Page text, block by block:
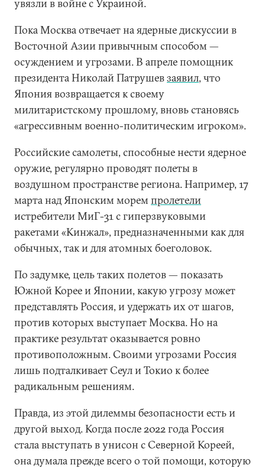
увязли в войне с Украиной.
Пока Москва отвечает на ядерные дискуссии в
Восточной Азии привычным способом —
осуждением и угрозами. В апреле помощник
президента Николай Патрушевзаявил, что
Япония возвращается к своему
милитаристскому прошлому, вновь становясь
«агрессивным военно-политическим игроком».
Российские самолеты, способные нести ядерное
оружие, регулярно проводят полеты в
воздушном пространстве региона. Например, 17
марта над Японским морем пролетели
истребители МиГ-31 с гиперзвуковыми
ракетами «Кинжал», предназначенными как для
обычных, так и для атомных боеголовок.
По задумке, цель таких полетов — показать
Южной Корее и Японии, какую угрозу может
представлять Россия, и удержать их от шагов,
против которых выступает Москва. Но на
практике результат оказывается ровно
противоположным. Своими угрозами Россия
лишь подталкивает Сеул и Токио к более
радикальным решениям.
Правда, из этой дилеммы безопасности есть и
другой выход. Когда после 2022 года Россия
стала выступать в унисон с Северной Кореей,
она думала прежде всего о той помощи, которую